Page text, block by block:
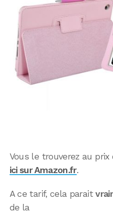
Vous le trouverez au prix
ici sur Amazon.fr.
A ce tarif, cela parait
de la